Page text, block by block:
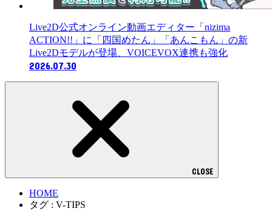
Live2D公式オンライン動画エディター「nizima
ACTION!!」に「四国めたん」「あんこもん」の新
Live2Dモデルが登場、VOICEVOX連携も強化
2026.07.30
CLOSE
HOME
タグ : V-TIPS